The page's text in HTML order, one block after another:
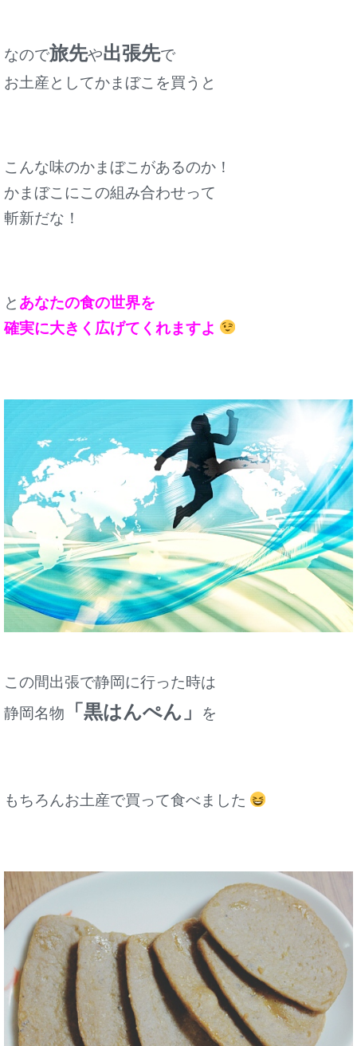
なので旅先や出張先で
お土産としてかまぼこを買うと
こんな味のかまぼこがあるのか！
かまぼこにこの組み合わせって
斬新だな！
と あなたの食の世界を
確実に大きく広げてくれますよ
この間出張で静岡に行った時は
静岡名物
「黒はんぺん」 を
もちろんお土産で買って食べました